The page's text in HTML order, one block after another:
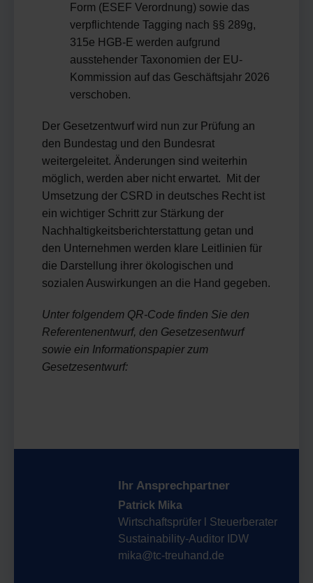
Form (ESEF Verordnung) sowie das
verpflichtende Tagging nach §§ 289g,
315e HGB-E werden aufgrund
ausstehender Taxonomien der EU-
Kommission auf das Geschäftsjahr 2026
verschoben.
Der Gesetzentwurf wird nun zur Prüfung an
den Bundestag und den Bundesrat
weitergeleitet. Änderungen sind weiterhin
möglich, werden aber nicht erwartet. Mit der
Umsetzung der CSRD in deutsches Recht ist
ein wichtiger Schritt zur Stärkung der
Nachhaltigkeitsberichterstattung getan und
den Unternehmen werden klare Leitlinien für
die Darstellung ihrer ökologischen und
sozialen Auswirkungen an die Hand gegeben.
Unter folgendem QR-Code finden Sie den
Referentenentwurf, den Gesetzesentwurf
sowie ein Informationspapier zum
Gesetzesentwurf:
Ihr Ansprechpartner
Patrick Mika
Wirtschaftsprüfer l Steuerberater
Sustainability-Auditor IDW
mika@tc-treuhand.de